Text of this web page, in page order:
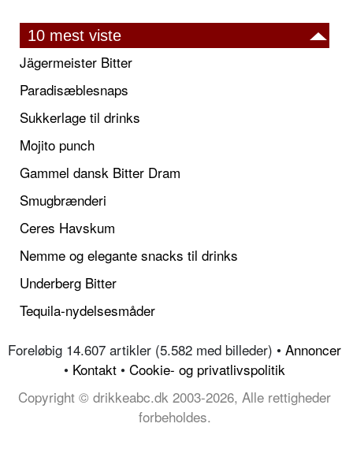
10 mest viste
Jägermeister Bitter
Paradisæblesnaps
Sukkerlage til drinks
Mojito punch
Gammel dansk Bitter Dram
Smugbrænderi
Ceres Havskum
Nemme og elegante snacks til drinks
Underberg Bitter
Tequila-nydelsesmåder
Foreløbig 14.607 artikler (5.582 med billeder) • Annoncer
• Kontakt • Cookie- og privatlivspolitik
Copyright © drikkeabc.dk 2003-2026, Alle rettigheder
forbeholdes.